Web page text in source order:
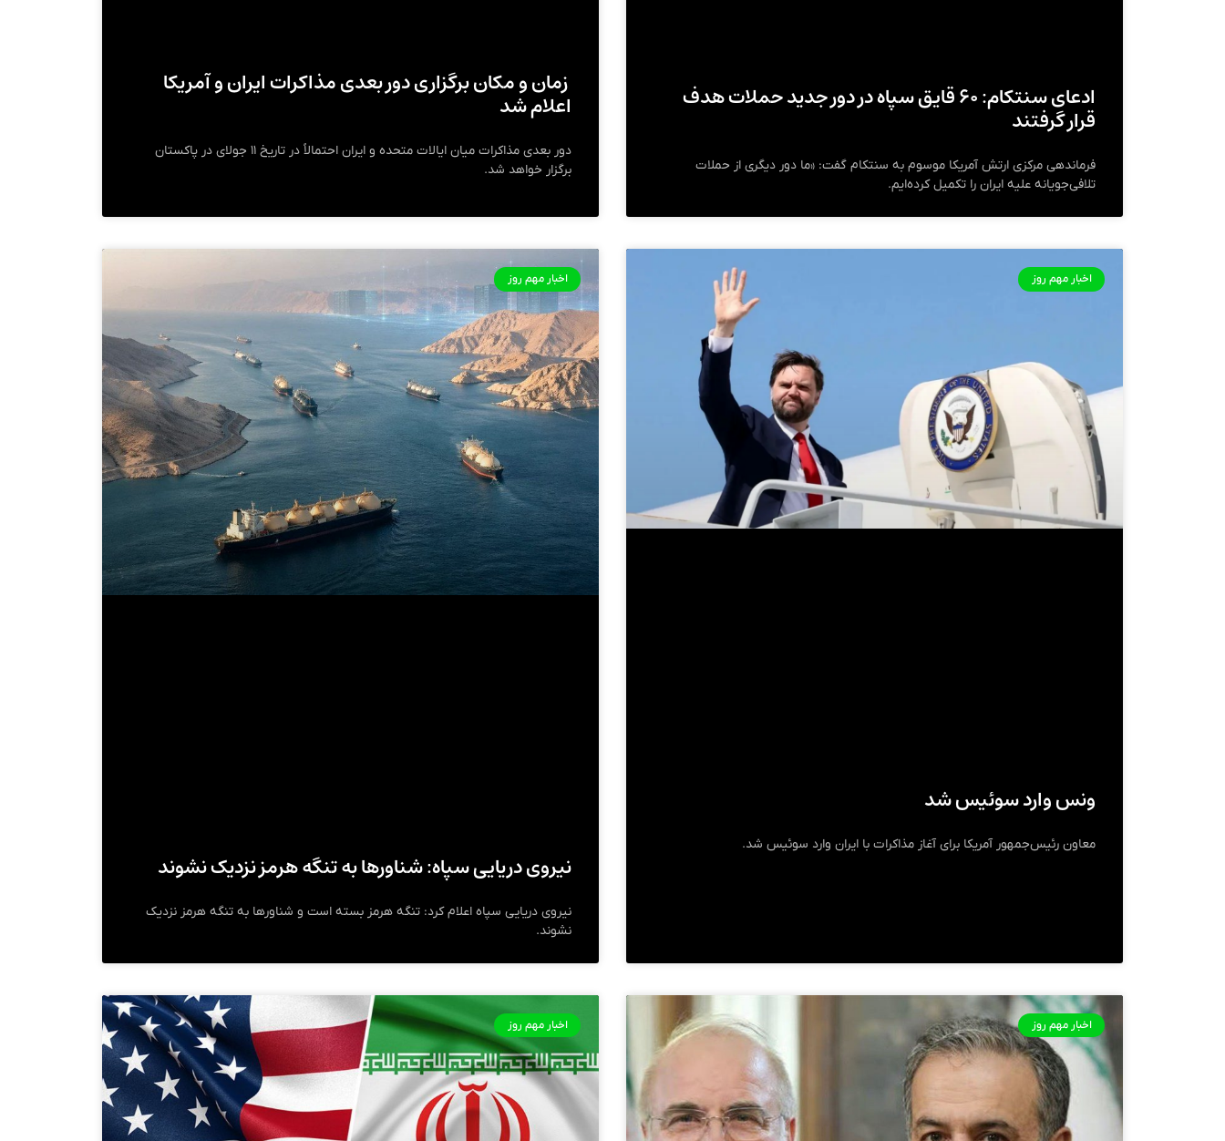
ادعای سنتکام: ۶۰ قایق سپاه در دور جدید حملات هدف
قرار گرفتند
فرماندهی مرکزی ارتش آمریکا موسوم به سنتکام گفت: «ما دور دیگری از حملات
تلافی‌جویانه علیه ایران را تکمیل کرده‌ایم.
زمان و مکان برگزاری دور بعدی مذاکرات ایران و آمریکا
اعلام شد
دور بعدی مذاکرات میان ایالات متحده و ایران احتمالاً در تاریخ ۱۱ جولای در پاکستان
برگزار خواهد شد.
اخبار مهم روز
ونس وارد سوئیس شد
معاون رئیس‌جمهور آمریکا برای آغاز مذاکرات با ایران وارد سوئیس شد.
اخبار مهم روز
نیروی دریایی سپاه: شناورها به تنگه هرمز نزدیک نشوند
نیروی دریایی سپاه اعلام کرد: تنگه هرمز بسته است و شناورها به تنگه هرمز نزدیک
نشوند.
اخبار مهم روز اخبار مهم روز